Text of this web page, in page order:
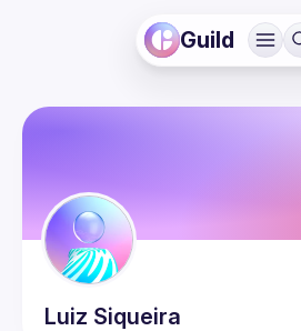
Guild
Luiz Siqueira